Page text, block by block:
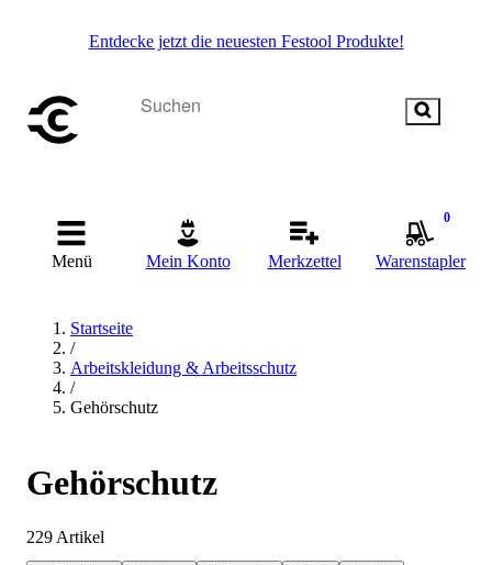
Entdecke jetzt die neuesten Festool Produkte!
Menü Mein Konto Merkzettel
0
Warenstapler
Startseite
/
Arbeitskleidung & Arbeitsschutz
/
Gehörschutz
Gehörschutz
229 Artikel